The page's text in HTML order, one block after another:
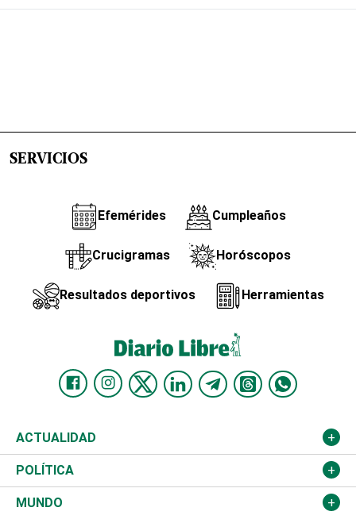
SERVICIOS
Efemérides Cumpleaños
Crucigramas Horóscopos
Resultados deportivos Herramientas
ACTUALIDAD
Nacional
Ciudad
POLÍTICA
Partidos
MUNDO